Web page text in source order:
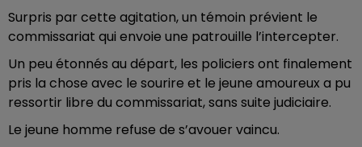
Surpris par cette agitation, un témoin prévient le
commissariat qui envoie une patrouille l’intercepter.
Un peu étonnés au départ, les policiers ont finalement
pris la chose avec le sourire et le jeune amoureux a pu
ressortir libre du commissariat, sans suite judiciaire.
Le jeune homme refuse de s’avouer vaincu.